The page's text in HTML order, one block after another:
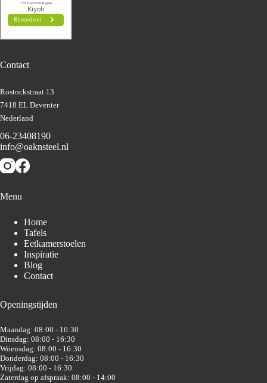
Contact
Rostockstraat 13
7418 EL Deventer
Nederland
06-23408190
info@oaknsteel.nl
Menu
Home
Tafels
Eetkamerstoelen
Inspiratie
Blog
Contact
Openingstijden
Maandag: 08:00 - 16:30
Dinsdag: 08:00 - 16:30
Woensdag: 08:00 - 16:30
Donderdag: 08:00 - 16:30
Vrijdag: 08:00 - 16:30
Zaterdag op afspraak: 08:00 - 14:00